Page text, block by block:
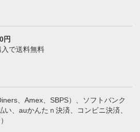
円
入で送料無料
、Amex、SBPS）、ソフトバンク
い、auかんたｎ決済、コンビニ決済、